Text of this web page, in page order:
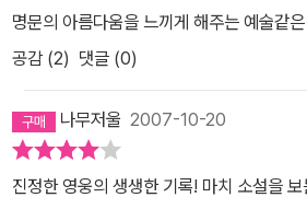
명문의 아름다움을 느끼게 해주는 예술같
공감 (2) 댓글 (0)
나무저울 2007-10-20
진정한 영웅의 생생한 기록! 마치 소설을